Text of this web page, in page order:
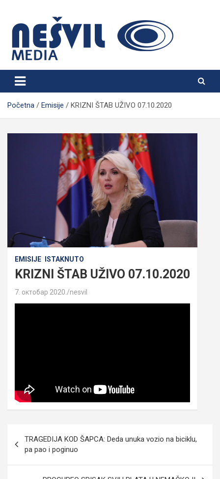
content
Nešvil Media Bogatić
Početna Emisije KRIZNI ŠTAB UŽIVO 07.10.2020
EMISIJE ISTAKNUTO
KRIZNI ŠTAB UŽIVO 07.10.2020
7. октобар 2020. nesvil
чланка
TRAGEDIJA KOD ŠAPCA: Deda unuka vozio na biciklu,
pa pao i poginuo